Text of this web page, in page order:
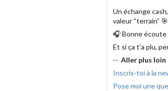
Un échange
valeur “terrain” 🎯
🎧 Bonne écoute
Et si ça t’a plu,
-- Aller plus loin
Inscris-toi à la
Pose moi une